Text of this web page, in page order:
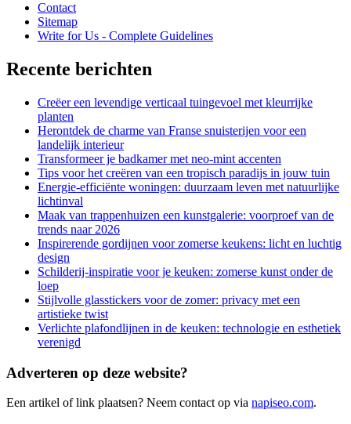
Contact
Sitemap
Write for Us - Complete Guidelines
Recente berichten
Creëer een levendige verticaal tuingevoel met kleurrijke
planten
Herontdek de charme van Franse snuisterijen voor een
landelijk interieur
Transformeer je badkamer met neo-mint accenten
Tips voor het creëren van een tropisch paradijs in jouw tuin
Energie-efficiënte woningen: duurzaam leven met natuurlijke
lichtinval
Maak van trappenhuizen een kunstgalerie: voorproef van de
trends naar 2026
Inspirerende gordijnen voor zomerse keukens: licht en luchtig
design
Schilderij-inspiratie voor je keuken: zomerse kunst onder de
loep
Stijlvolle glasstickers voor de zomer: privacy met een
artistieke twist
Verlichte plafondlijnen in de keuken: technologie en esthetiek
verenigd
Adverteren op deze website?
Een artikel of link plaatsen? Neem contact op via napiseo.com.